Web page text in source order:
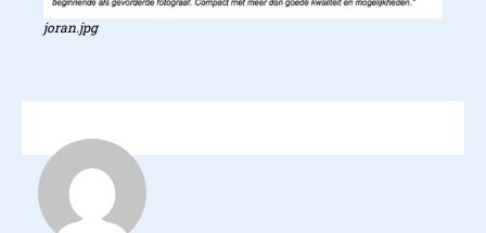
joran.jpg